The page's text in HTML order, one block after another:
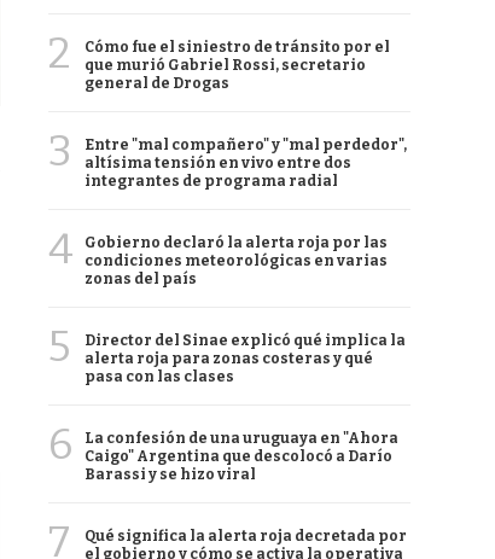
2
Cómo fue el siniestro de tránsito por el
que murió Gabriel Rossi, secretario
general de Drogas
3
Entre "mal compañero" y "mal perdedor",
altísima tensión en vivo entre dos
integrantes de programa radial
4
Gobierno declaró la alerta roja por las
condiciones meteorológicas en varias
zonas del país
5
Director del Sinae explicó qué implica la
alerta roja para zonas costeras y qué
pasa con las clases
6
La confesión de una uruguaya en "Ahora
Caigo" Argentina que descolocó a Darío
Barassi y se hizo viral
7
Qué significa la alerta roja decretada por
el gobierno y cómo se activa la operativa